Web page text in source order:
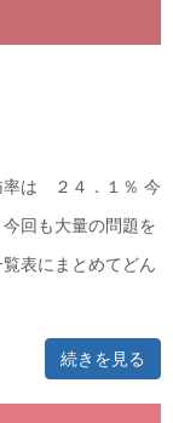
は ２４．１％ 今
回も大量の問題を
表にまとめてどん
続きを見る